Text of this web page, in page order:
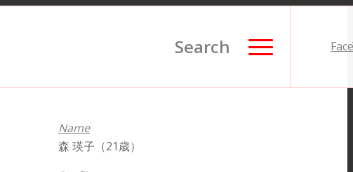
Search
Name
森 瑛子（21歳）